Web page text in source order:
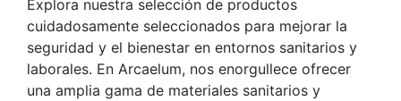
Explora nuestra selección de productos
cuidadosamente seleccionados para mejorar la
seguridad y el bienestar en entornos sanitarios y
laborales. En Arcaelum, nos enorgullece ofrecer
una amplia gama de materiales sanitarios y